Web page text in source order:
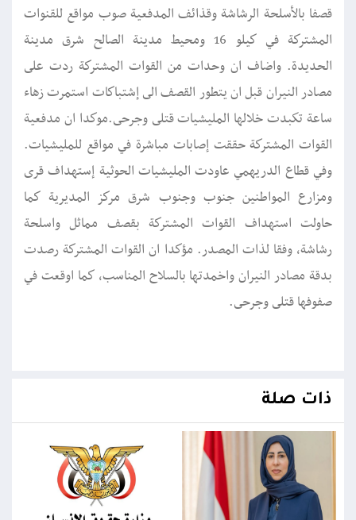
قصفا بالأسلحة الرشاشة وقذائف المدفعية صوب مواقع للقنوات
المشتركة في كيلو 16 ومحيط مدينة الصالح شرق مدينة
الحديدة. واضاف ان وحدات من القوات المشتركة ردت على
مصادر النيران قبل ان يتطور القصف الى إشتباكات استمرت زهاء
ساعة تكبدت خلالها المليشيات قتلى وجرحى.موكدا ان مدفعية
القوات المشتركة حققت إصابات مباشرة في مواقع للمليشيات.
وفي قطاع الدريهمي عاودت المليشيات الحوثية إستهداف قرى
ومزارع المواطنين جنوب وجنوب شرق مركز المديرية كما
حاولت استهداف القوات المشتركة بقصف مماثل واسلحة
رشاشة، وفقا لذات المصدر. مؤكدا ان القوات المشتركة رصدت
بدقة مصادر النيران واخمدتها بالسلاح المناسب، كما اوقعت في
صفوفها قتلى وجرحى.
ذات صلة